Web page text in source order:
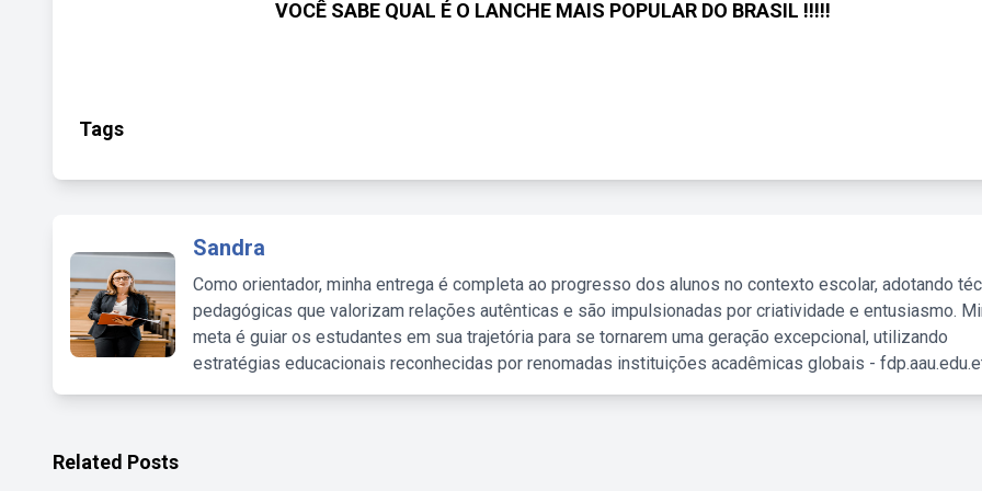
VOCÊ SABE QUAL É O LANCHE MAIS POPULAR DO BRASIL !!!!!
Tags
Sandra
Como orientador, minha entrega é completa ao progresso dos alunos no contexto escolar, adotando
pedagógicas que valorizam relações autênticas e são impulsionadas por criatividade e entusiasmo.
meta é guiar os estudantes em sua trajetória para se tornarem uma geração excepcional, utilizando
estratégias educacionais reconhecidas por renomadas instituições acadêmicas globais -
Related Posts